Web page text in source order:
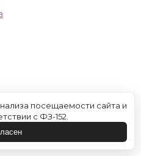
посещаемости сайта и
с ФЗ-152.